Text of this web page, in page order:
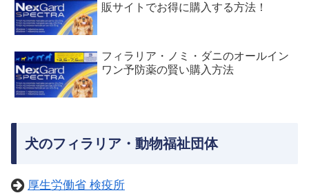
販サイトでお得に購入する方法！
フィラリア・ノミ・ダニのオールイン
ワン予防薬の賢い購入方法
犬のフィラリア・動物福祉団体
厚生労働省 検疫所